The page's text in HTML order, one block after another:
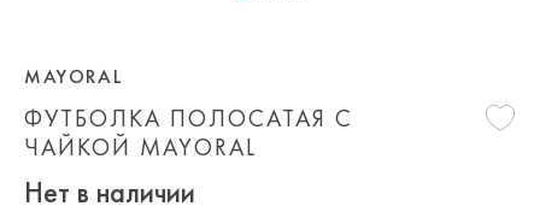
ФУТБОЛКА ПОЛОСАТАЯ С
ЧАЙКОЙ MAYORAL
MAYORAL
Нет в наличии